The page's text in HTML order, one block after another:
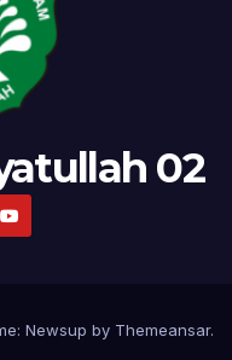
02
Newsup by Themeansar.